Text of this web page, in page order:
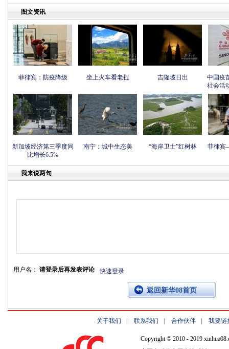
图文资讯
菲律宾：防疫降级 坐上火车看老挝 吉隆坡日出
中国疫
社会活
新加坡经济第三季度同
比增长6.5%
南宁：城中生态美 “海岸卫士”红树林 菲律宾
我来说两句
用户名： 请登录后再发表评论 快速登录
返回新华08首页
关于我们 联系我们 合作伙伴 我要链
Copyright © 2010 - 2019